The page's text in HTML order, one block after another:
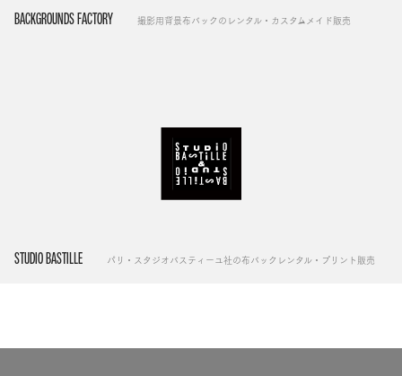
BACKGROUNDS FACTORY 撮影用背景布バックのレンタル・カスタムメイド販売
STUDIO BASTILLE パリ・スタジオバスティーユ社の布バックレンタル・プリント販売